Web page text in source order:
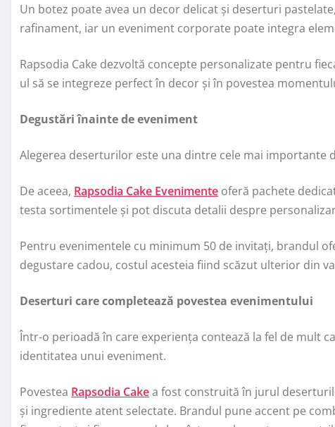
Un botez poate avea un decor delicat și deserturi
rafinament, iar un eveniment corporate poate integra
Rapsodia Cake dezvoltă concepte personalizate pentru
ul să se integreze perfect în decor și în povestea
Degustări înainte de eveniment
Alegerea deserturilor este una dintre cele mai importante
De aceea, Rapsodia Cake Evenimente oferă pachete
testa sortimentele și pot discuta detalii despre
Pentru evenimentele cu minimum 50 de invitați, brandul
degustare cadou, costul acesteia fiind scăzut ulterior din
Deserturi care completează povestea evenimentului
Într-o perioadă în care experiența contează la fel de mult
identitatea unui eveniment.
Povestea Rapsodia Cakea fost construită în jurul
și ingrediente atent selectate. Brandul pune accent pe